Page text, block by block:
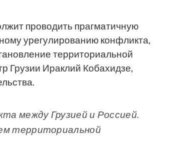
проводить прагматичную
урегулированию конфликта,
территориальной
Грузии Ираклий Кобахидзе,
между Грузией и Россией.
территориальной